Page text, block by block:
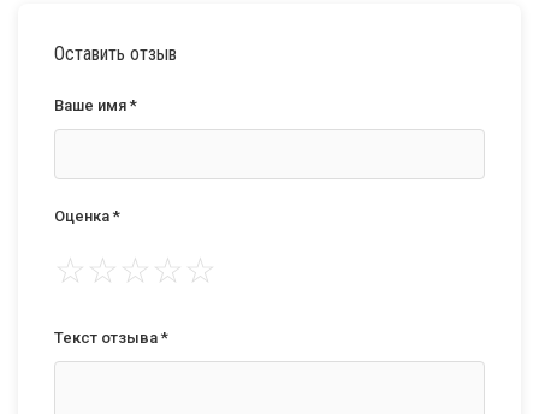
Оставить отзыв
Ваше имя *
Оценка *
☆☆☆☆☆
Текст отзыва *